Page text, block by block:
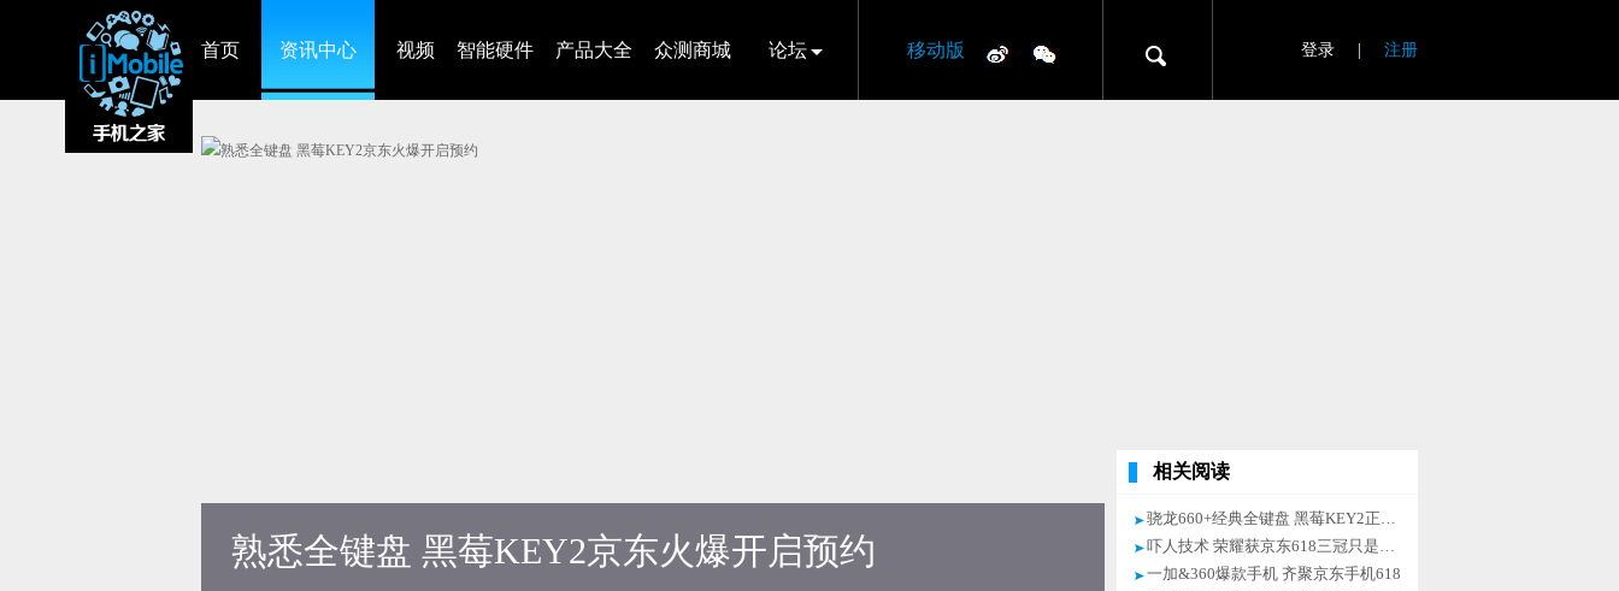
首页 资讯中心 视频 智能硬件 产品大全 众测商城 论坛 移动版 登录 注册
熟悉全键盘 黑莓KEY2京东火爆开启预约
相关阅读
骁龙660+经典全键盘 黑莓KEY2正式发布
吓人技术 荣耀获京东618三冠只是开始
一加&360爆款手机 齐聚京东手机618